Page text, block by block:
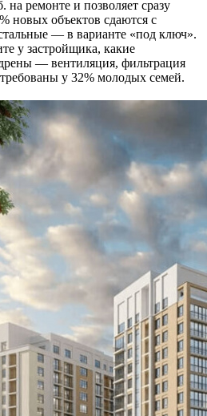
на ремонте и позволяет сразу
новых объектов сдаются с
— в варианте «под ключ».
у застройщика, какие
— вентиляция, фильтрация
у 32% молодых семей.